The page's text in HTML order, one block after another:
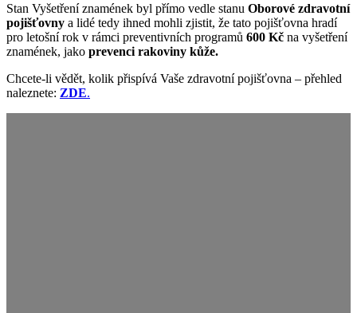
Stan Vyšetření znamének byl přímo vedle stanu Oborové zdravotní
pojišťovny a lidé tedy ihned mohli zjistit, že tato pojišťovna hradí
pro letošní rok v rámci preventivních programů 600 Kč na vyšetření
znamének, jako prevenci rakoviny kůže.
Chcete-li vědět, kolik přispívá Vaše zdravotní pojišťovna – přehled
naleznete: ZDE.